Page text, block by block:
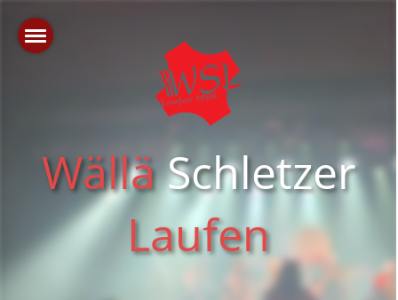
WälläSchletzer
Laufen